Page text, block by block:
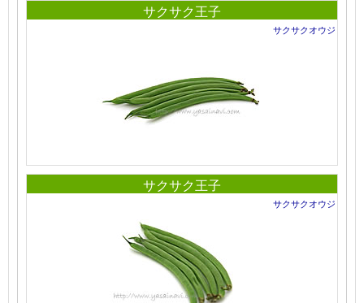
サクサク王子
サクサクオウジ
サクサク王子
サクサクオウジ